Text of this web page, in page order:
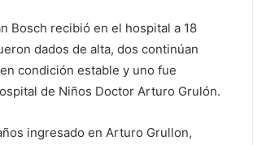
Bosch recibió en el hospital a 18
dados de alta, dos continúan
condición estable y uno fue
de Niños Doctor Arturo Grulón.
ingresado en Arturo Grullon,